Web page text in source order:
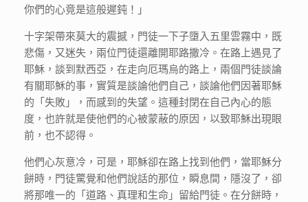
你們的心竟是這般遲鈍！」
十字架帶來莫大的震撼，門徒一下子墮入五里雲霧中，既
悲傷，又迷失，兩位門徒還離開耶路撒冷。在路上遇見了
耶穌，談到默西亞，在走向厄瑪烏的路上，兩個門徒談論
有關耶穌的事，實質是談論他們自己，談論他們因著耶穌
的「失敗」，而感到的失望。這種封閉在自己內心的態
度，也許就是使他們的心被蒙蔽的原因，以致耶穌出現眼
前，也不認得。
他們心灰意冷，可是，耶穌卻在路上找到他們，當耶穌分
餅時，門徒驚覺和他們說話的那位，瞬息間，隱沒了，卻
將那唯一的「道路、真理和生命」留給門徒。在分餅時，